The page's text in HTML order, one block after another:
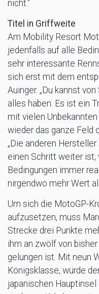
nicht.“
Titel in Griffweite
Am Mobility Resort
jedenfalls auf alle
sehr interessante
sich erst mit dem
Auinger. „Du kannst
alles haben. Es ist ein
mit vielen
wieder das ganze Feld
„Die anderen
einen Schritt weiter
Bedingungen immer
nirgendwo mehr Wert
Um sich die MotoGP-
aufzusetzen, muss
Strecke drei Punkte
ihm an zwölf von
gelungen ist. Mit neun
Königsklasse, würde
japanischen